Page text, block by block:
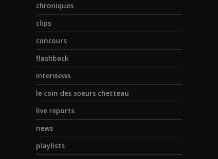
chroniques
clips
concours
flashback
interviews
le coin des soeurs chetteau
live reports
news
playlists